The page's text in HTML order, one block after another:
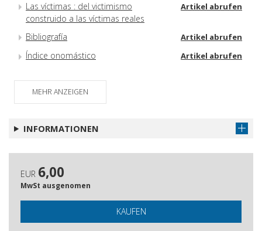
Las víctimas : del victimismo
construido a las víctimas reales
Artikel abrufen
Bibliografía Artikel abrufen
Índice onomástico Artikel abrufen
MEHR ANZEIGEN
INFORMATIONEN
EUR 6,00
MwSt ausgenomen
KAUFEN